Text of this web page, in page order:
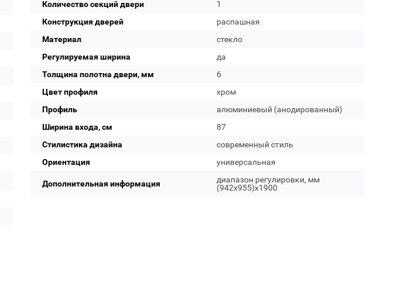
Количество секций двери
1
Конструкция дверей
распашная
Материал
стекло
Регулируемая ширина
да
Толщина полотна двери, мм
6
Цвет профиля
хром
Профиль
алюминиевый (анодированный)
Ширина входа, см
87
Стилистика дизайна
современный стиль
Ориентация
универсальная
Дополнительная информация
диапазон регулировки, мм
(942x955)x1900